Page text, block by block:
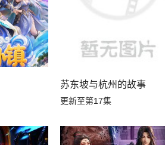
苏东坡与杭州的故事
更新至第17集